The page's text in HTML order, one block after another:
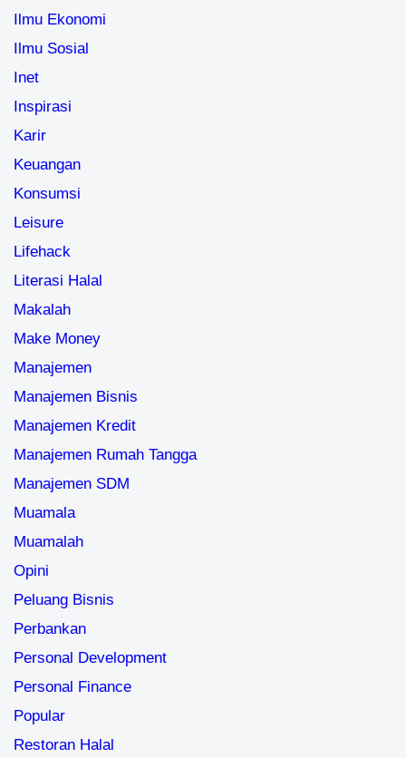
Ilmu Ekonomi
Ilmu Sosial
Inet
Inspirasi
Karir
Keuangan
Konsumsi
Leisure
Lifehack
Literasi Halal
Makalah
Make Money
Manajemen
Manajemen Bisnis
Manajemen Kredit
Manajemen Rumah Tangga
Manajemen SDM
Muamala
Muamalah
Opini
Peluang Bisnis
Perbankan
Personal Development
Personal Finance
Popular
Restoran Halal